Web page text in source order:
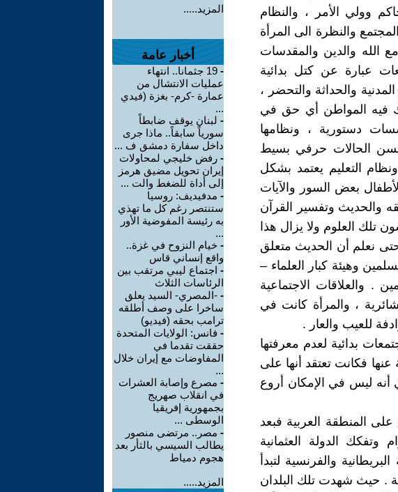
وولي الأمر ، والنظام
والنظرة الى المرأة
مع الله والدين والمقدسات
عبارة عن كتل بدائية
والحداثة والتحضر ،
فيه المواطن أي حق في
دستورية ، ونظامها
الحالات حرفي بسيط
التعليم يعتمد بشكل
بعض السور والآيات
والحديث وتفسير القرآن
العلوم ولا يزال هذا
نعلم أن الحديث متعلق
وهيئة كبار العلماء –
. والعلاقات الاجتماعية
، والمرأة كانت في
للعيب والعار .
بدائية لعدم معرفتها
فكانت تعتقد أنها على
أنه ليس في الإمكان أروع
على المنطقة العربية فبعد
عام 1918 ونتيجة لانهزام وتفكك الدولة العثمانية
والفرنسية لتبدأ
. حيث شهدت تلك البلدان
المزيد.....
أخبار عامة
-
19 جثمانا.. انتهاء
عمليات الانتشال من
عمارة -كرم- بغزة (فيدي
...
- لبنان يوقف ضابطاً
سورياً سابقاً.. ماذا جرى
داخل سفارة دمشق ف ...
- رفض خليجي لمحاولات
إيران تحويل مضيق هرمز
إلى أداة للضغط والت ...
- مدفيديف: روسيا
ستنتصر رغم كل ما تهذي
به رئيسة المفوضية الأور
...
- خيام النزوح في غزة..
واقع إنساني قاس
- اجتماع ليبي مرتقب بين
الرئاسات الثلاث
- -المصري- السيد يعلق
ساخرا على وصف أطلقه
ترامب بحقه (فيديو)
- فانس: الولايات المتحدة
حققت تقدما في
المفاوضات مع إيران خلال
...
- مصرع وإصابة العشرات
في انقلاب صهريج
بجمهورية إفريقيا
الوسطى ...
- مصر.. مرتضى منصور
يطالب السيسي بالثأر بعد
هجوم دمياط
المزيد.....